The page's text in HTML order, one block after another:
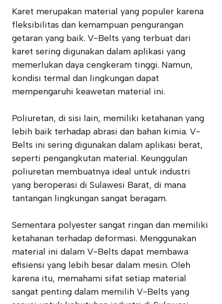
Karet merupakan material yang populer karena
fleksibilitas dan kemampuan pengurangan
getaran yang baik. V-Belts yang terbuat dari
karet sering digunakan dalam aplikasi yang
memerlukan daya cengkeram tinggi. Namun,
kondisi termal dan lingkungan dapat
mempengaruhi keawetan material ini.
Poliuretan, di sisi lain, memiliki ketahanan yang
lebih baik terhadap abrasi dan bahan kimia. V-
Belts ini sering digunakan dalam aplikasi berat,
seperti pengangkutan material. Keunggulan
poliuretan membuatnya ideal untuk industri
yang beroperasi di Sulawesi Barat, di mana
tantangan lingkungan sangat beragam.
Sementara polyester sangat ringan dan memiliki
ketahanan terhadap deformasi. Menggunakan
material ini dalam V-Belts dapat membawa
efisiensi yang lebih besar dalam mesin. Oleh
karena itu, memahami sifat setiap material
sangat penting dalam memilih V-Belts yang